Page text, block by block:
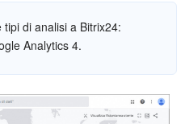
di analisi a Bitrix24:
Analytics 4.